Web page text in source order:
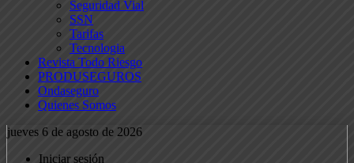
Seguridad Vial
SSN
Tarifas
Tecnologia
Revista Todo Riesgo
PRODUSEGUROS
Ondaseguro
Quienes Somos
jueves 6 de agosto de 2026
Iniciar sesión